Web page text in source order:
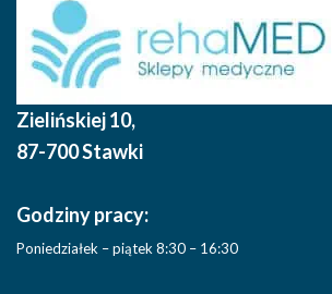
Zielińskiej 10,
87-700 Stawki
Godziny pracy:
Poniedziałek – piątek 8:30 – 16:30